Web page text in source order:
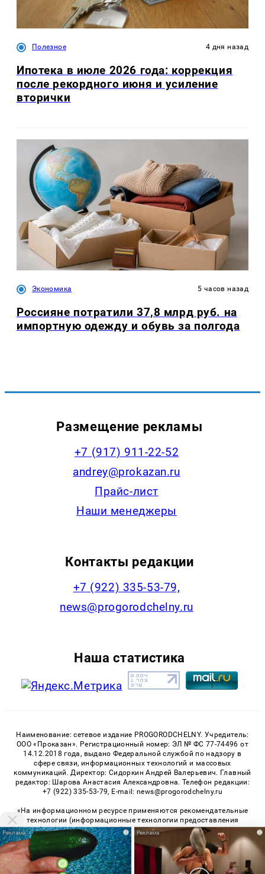
Полезное 4 дня назад
Ипотека в июле 2026 года: коррекция
после рекордного июня и усиление
вторички
Экономика 5 часов назад
Россияне потратили 37,8 млрд руб. на
импортную одежду и обувь за полгода
Размещение рекламы
+7 (917) 911-22-52
andrey@prokazan.ru
Прайс-лист
Наши менеджеры
Контакты редакции
+7 (922) 335-53-79,
news@progorodchelny.ru
Наша статистика
Наименование: сетевое издание PROGORODCHELNY. Учредитель:
ООО «Проказан». Регистрационный номер: ЭЛ № ФС 77-74496 от
14.12.2018 года, выдано Федеральной службой по надзору в
сфере связи, информационных технологий и массовых
коммуникаций. Директор: Сидоркин Андрей Валерьевич. Главный
редактор: Шарова Анастасия Александровна. Телефон редакции:
+7 (922) 335-53-79, E-mail: news@progorodchelny.ru
«На информационном ресурсе применяются рекомендательные
технологии (информационные технологии предоставления
информации на основе сбора, систематизации и анализа
сведений, относящихся к предпочтениям пользователей сети
«Интернет», находящихся на территории Российской
Федерации)». Правила применения рекомендательных
технологий в виджетах рекламно-обменной сети«СМИ2» (PDF),
i i